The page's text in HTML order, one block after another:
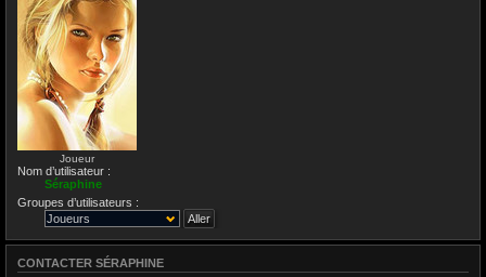
Joueur
Nom d’utilisateur :
Séraphine
Groupes d’utilisateurs :
CONTACTER SÉRAPHINE